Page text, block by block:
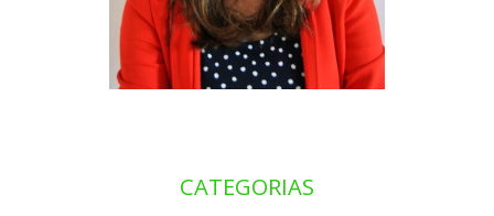
CATEGORIAS